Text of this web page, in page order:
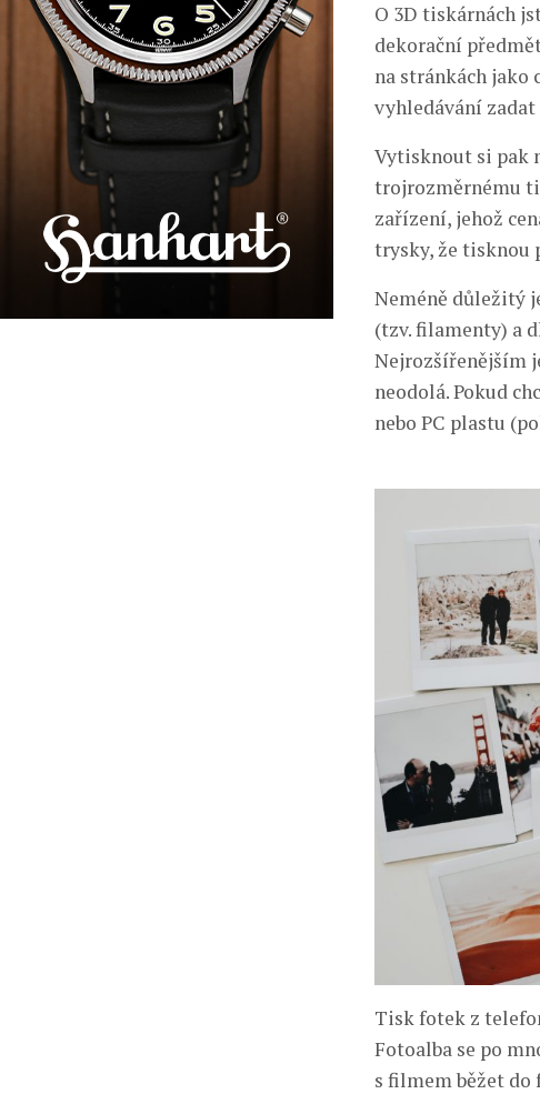
O 3D tiskárnách
dekorační
na stránkách jako
vyhledávání zadat
Vytisknout si pak
trojrozměrnému
zařízení, jehož
trysky, že tisknou
Neméně důležitý
(tzv. filamenty) a
Nejrozšířenějším
neodolá. Pokud
nebo PC plastu
Tisk fotek z
Fotoalba se po
s filmem běžet